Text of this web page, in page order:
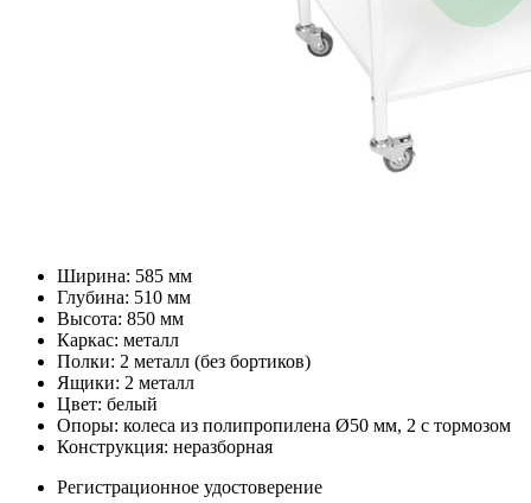
Ширина: 585 мм
Глубина: 510 мм
Высота: 850 мм
Каркас: металл
Полки: 2 металл (без бортиков)
Ящики: 2 металл
Цвет: белый
Опоры: колеса из полипропилена Ø50 мм, 2 с тормозом
Конструкция: неразборная
Регистрационное удостоверение